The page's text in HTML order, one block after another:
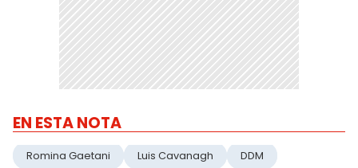
EN ESTA NOTA
Romina Gaetani Luis Cavanagh DDM